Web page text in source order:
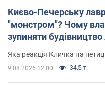
Києво-Печерську
"монстром"? Чому
зупиняти
вірянина"
Яка реакція Кличка на
9.08.2026 12:00 34,5 т.